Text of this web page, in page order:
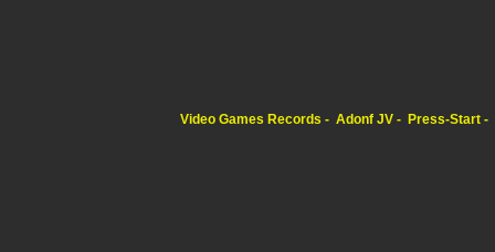
Video Games Records Adonf JV Press-Start